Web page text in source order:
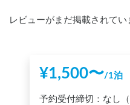
レビューがまだ掲載されてい
¥1,500〜/1泊
予約受付締切： なし